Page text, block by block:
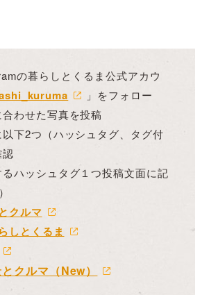
の暮らしとくるま公式アカウ
」をフォロー
わせた写真を投稿
以下2つ（ハッシュタグ、タグ付
るハッシュタグ１つ投稿文面に記
クルマ
しとくるま
クルマ（New）